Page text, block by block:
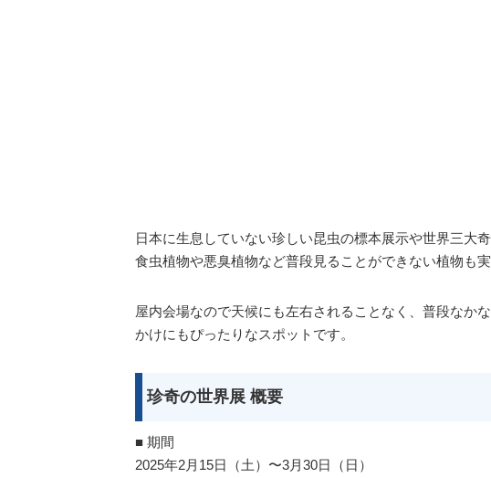
日本に生息していない珍しい昆虫の標本展示や世界三大
食虫植物や悪臭植物など普段見ることができない植物も実
屋内会場なので天候にも左右されることなく、普段なか
かけにもぴったりなスポットです。
珍奇の世界展 概要
■ 期間
2025年2月15日（土）〜3月30日（日）